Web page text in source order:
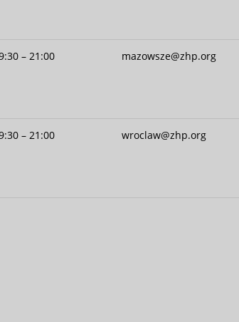
– 21:00 mazowsze@zhp.org
– 21:00 wroclaw@zhp.org